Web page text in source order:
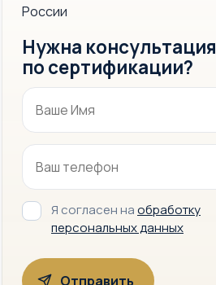
России
Нужна консультация
по сертификации?
Я согласен наобработку
персональных данных